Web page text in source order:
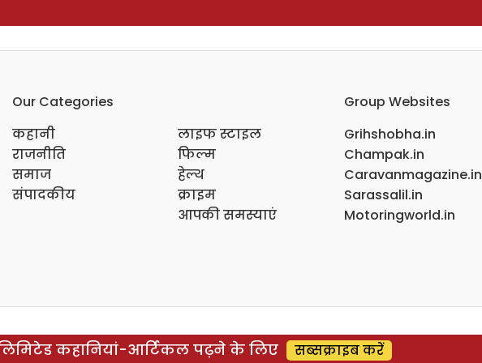
Our Categories
कहानी
राजनीति
समाज
संपादकीय
लाइफ स्टाइल
फिल्म
हेल्थ
क्राइम
आपकी समस्याएं
Group Websites
Grihshobha.in
Champak.in
Caravanmagazine.in
Sarassalil.in
Motoringworld.in
कहानियां-आर्टिकल पढ़ने के लिए सब्सक्राइब करें